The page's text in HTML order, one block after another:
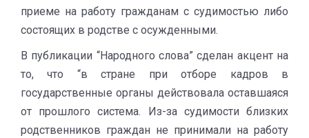
приеме на работу гражданам с судимостью либо
состоящих в родстве с осужденными.
В публикации “Народного слова” сделан акцент на
то, что “в стране при отборе кадров в
государственные органы действовала оставшаяся
от прошлого система. Из-за судимости близких
родственников граждан не принимали на работу